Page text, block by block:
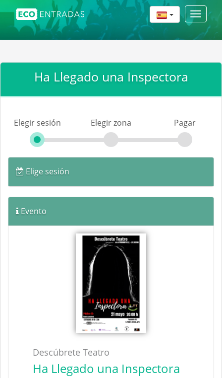
Toggle
Ha Llegado una Inspectora
Elegir sesión Elegir zona Pagar
Elige sesión
Evento
Descúbrete Teatro
Ha Llegado una Inspectora